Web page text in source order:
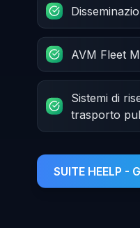
AVM Fleet
Sistemi di
trasporto
SUITE HEELP -